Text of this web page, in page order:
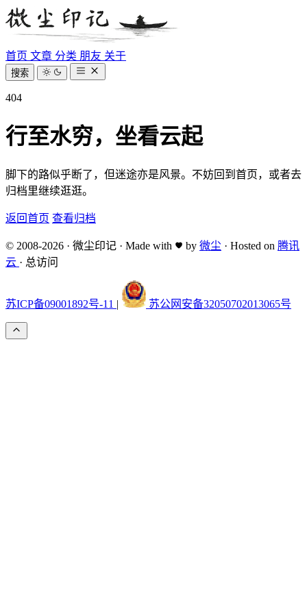
首页 文章 分类 朋友 关于
搜索
404
行至水穷，坐看云起
脚下的路似乎断了，但迷途亦是风景。不妨回到首页，或者去
归档里继续逛逛。
返回首页 查看归档
© 2008-2026 · 微尘印记 · Made with by 微尘 · Hosted on 腾讯
云 · 总访问
苏ICP备09001892号-11 | 苏公网安备32050702013065号